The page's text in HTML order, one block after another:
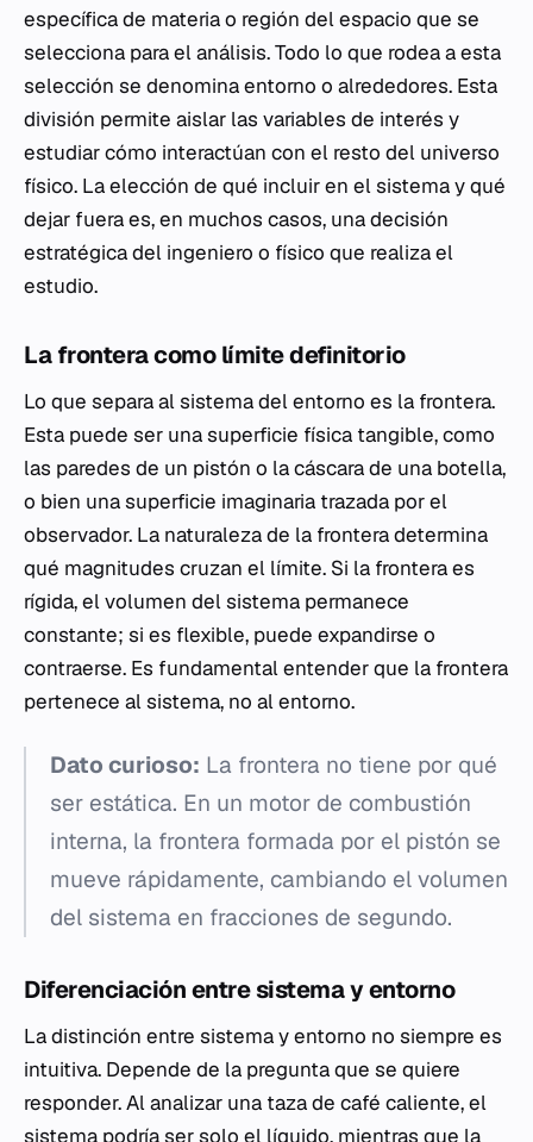
específica de materia o región del espacio que se
selecciona para el análisis. Todo lo que rodea a esta
selección se denomina entorno o alrededores. Esta
división permite aislar las variables de interés y
estudiar cómo interactúan con el resto del universo
físico. La elección de qué incluir en el sistema y qué
dejar fuera es, en muchos casos, una decisión
estratégica del ingeniero o físico que realiza el
estudio.
La frontera como límite definitorio
Lo que separa al sistema del entorno es la frontera.
Esta puede ser una superficie física tangible, como
las paredes de un pistón o la cáscara de una botella,
o bien una superficie imaginaria trazada por el
observador. La naturaleza de la frontera determina
qué magnitudes cruzan el límite. Si la frontera es
rígida, el volumen del sistema permanece
constante; si es flexible, puede expandirse o
contraerse. Es fundamental entender que la frontera
pertenece al sistema, no al entorno.
Dato curioso: La frontera no tiene por qué
ser estática. En un motor de combustión
interna, la frontera formada por el pistón se
mueve rápidamente, cambiando el volumen
del sistema en fracciones de segundo.
Diferenciación entre sistema y entorno
La distinción entre sistema y entorno no siempre es
intuitiva. Depende de la pregunta que se quiere
responder. Al analizar una taza de café caliente, el
sistema podría ser solo el líquido, mientras que la